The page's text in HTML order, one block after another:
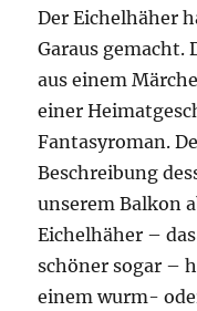
Der Eichelhäher
Garaus gemacht.
aus einem
einer
Fantasyroman.
Beschreibung
unserem Balkon
Eichelhäher –
schöner sogar –
einem wurm-